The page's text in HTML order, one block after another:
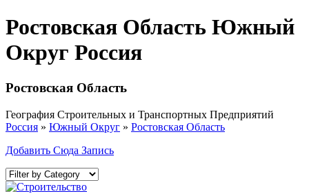
Ростовская Область Южный
Округ Россия
Ростовская Область
География Строительных и Транспортных Предприятий
Россия » Южный Округ » Ростовская Область
Добавить Сюда Запись